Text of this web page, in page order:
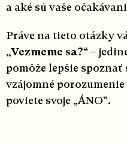
a aké sú vaše
Práve na tieto otázky
„Vezmeme sa?“ –
pomôže lepšie
vzájomné
poviete svoje „ÁNO“.